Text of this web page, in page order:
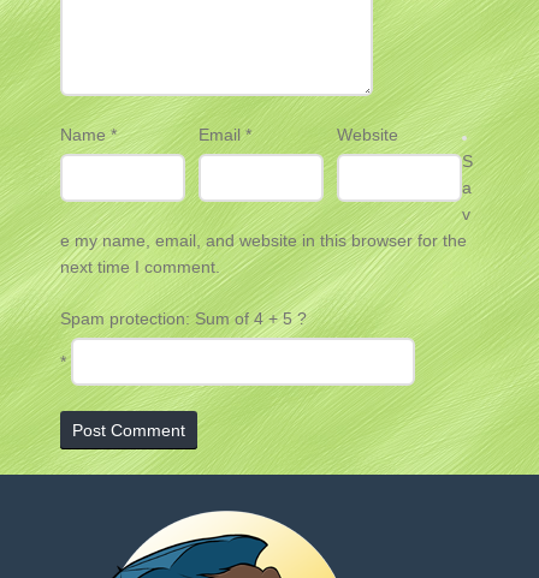
Name* Email *
Website
S
a
v
e my name, email, and website in this browser for the
next time I comment.
Spam protection: Sum of 4 + 5 ?
*